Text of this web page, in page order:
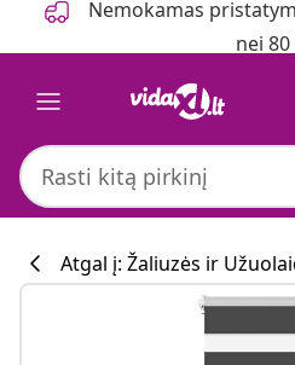
Nemokamas
nei 80
Atgal į: Žaliuzės ir